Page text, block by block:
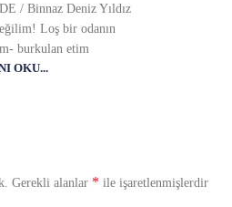
/ Binnaz Deniz Yıldız
Loş bir odanın
burkulan etim
OKU...
Gerekli alanlar * ile işaretlenmişlerdir